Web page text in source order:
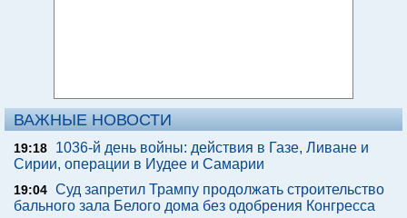
ВАЖНЫЕ НОВОСТИ
19:18
1036-й день войны: действия в Газе, Ливане и
Сирии, операции в Иудее и Самарии
19:04 Суд запретил Трампу продолжать строительство
бального зала Белого дома без одобрения Конгресса